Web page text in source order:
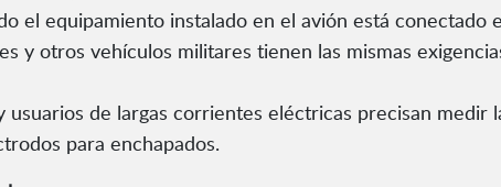
el equipamiento instalado en el avión está
y otros vehículos militares tienen las mismas
usuarios de largas corrientes eléctricas precisan
para enchapados.